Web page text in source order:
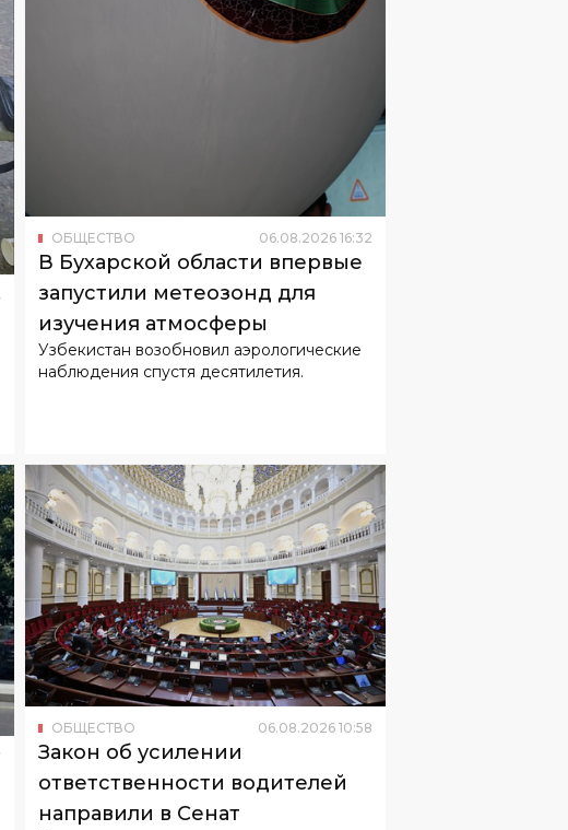
32
В Бухарской области впервые
запустили метеозонд для
изучения атмосферы
Узбекистан возобновил аэрологические
наблюдения спустя десятилетия.
ОБЩЕСТВО 06.08.2026 10:58
Закон об усилении
ответственности водителей
направили в Сенат
В частности, намечено ужесточить
несовершеннолетнему.